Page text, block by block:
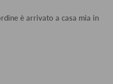
è arrivato a casa mia in